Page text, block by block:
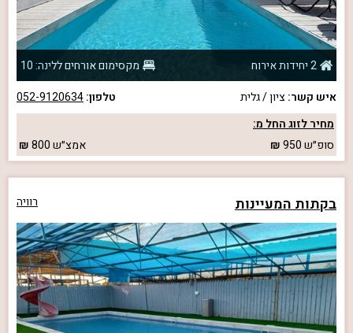
2 יחידות אירוח
מקסימום אורחים ללינה: 10
איש קשר:ציון / גלית טלפון:052-9120634
מחיר לזוג החל מ:
סופ״ש950 אמצ״ש800
בקתות המעיינות רוויה